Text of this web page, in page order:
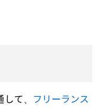
て、 フリーランス